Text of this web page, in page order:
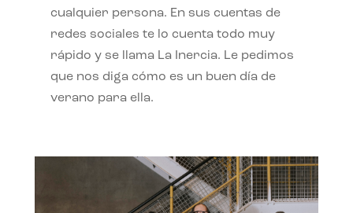
cualquier persona. En sus cuentas de
redes sociales te lo cuenta todo muy
rápido y se llama La Inercia. Le pedimos
que nos diga cómo es un buen día de
verano para ella.